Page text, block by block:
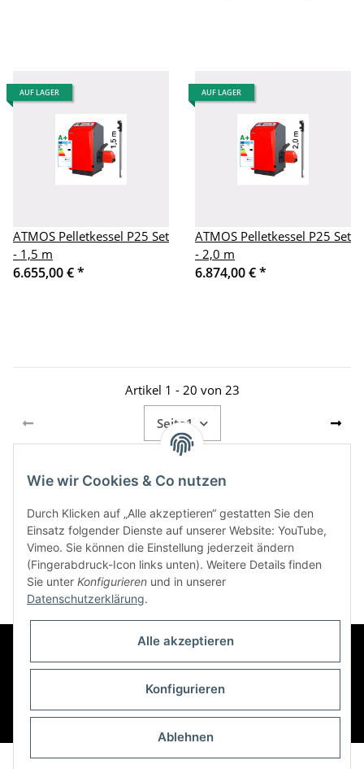
AUF LAGER
ATMOS Pelletkessel P25 Set
- 1,5 m
6.655,00 €*
AUF LAGER
ATMOS Pelletkessel P25 Set
- 2,0 m
6.874,00 €*
Artikel 1 - 20 von 23
Seite1
Kategorien
Informationen
* Alle Preise inkl. gesetzlicher USt., zzgl.Versand
© Atmosfachshop Besucherzähler: 1211395
Wie wir Cookies & Co nutzen
Durch Klicken auf „Alle akzeptieren“ gestatten Sie den
Einsatz folgender Dienste auf unserer Website: YouTube,
Vimeo. Sie können die Einstellung jederzeit ändern
(Fingerabdruck-Icon links unten). Weitere Details finden
Sie unter Konfigurieren und in unserer
Datenschutzerklärung.
Alle akzeptieren
Konfigurieren
Ablehnen